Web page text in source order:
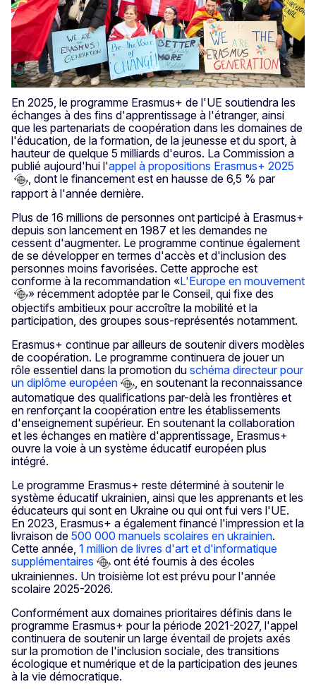
En 2025, le programme Erasmus+ de l'UE soutiendra les
échanges à des fins d'apprentissage à l'étranger, ainsi
que les partenariats de coopération dans les domaines de
l'éducation, de la formation, de la jeunesse et du sport, à
hauteur de quelque 5 milliards d'euros. La Commission a
publié aujourd'hui l'appel à propositions Erasmus+ 2025
, dont le financement est en hausse de 6,5 % par
rapport à l'année dernière.
Plus de 16 millions de personnes ont participé à Erasmus+
depuis son lancement en 1987 et les demandes ne
cessent d'augmenter. Le programme continue également
de se développer en termes d'accès et d'inclusion des
personnes moins favorisées. Cette approche est
conforme à la recommandation «L'Europe en mouvement
» récemment adoptée par le Conseil, qui fixe des
objectifs ambitieux pour accroître la mobilité et la
participation, des groupes sous-représentés notamment.
Erasmus+ continue par ailleurs de soutenir divers modèles
de coopération. Le programme continuera de jouer un
rôle essentiel dans la promotion du schéma directeur pour
un diplôme européen
, en soutenant la reconnaissance
automatique des qualifications par-delà les frontières et
en renforçant la coopération entre les établissements
d'enseignement supérieur. En soutenant la collaboration
et les échanges en matière d'apprentissage, Erasmus+
ouvre la voie à un système éducatif européen plus
intégré.
Le programme Erasmus+ reste déterminé à soutenir le
système éducatif ukrainien, ainsi que les apprenants et les
éducateurs qui sont en Ukraine ou qui ont fui vers l'UE.
En 2023, Erasmus+ a également financé l'impression et la
livraison de 500 000 manuels scolaires en ukrainien.
Cette année, 1 million de livres d'art et d'informatique
supplémentaires
ont été fournis à des écoles
ukrainiennes. Un troisième lot est prévu pour l'année
scolaire 2025-2026.
Conformément aux domaines prioritaires définis dans le
programme Erasmus+ pour la période 2021-2027, l'appel
continuera de soutenir un large éventail de projets axés
sur la promotion de l'inclusion sociale, des transitions
écologique et numérique et de la participation des jeunes
à la vie démocratique.